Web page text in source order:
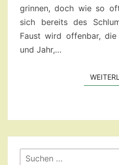
grinnen, doch wie so
sich bereits des
Faust wird offenbar,
und Jahr,…
Suchen